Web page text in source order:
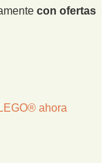
con ofertas
ahora